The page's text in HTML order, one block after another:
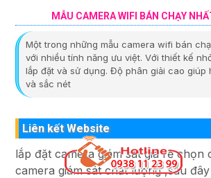
MẪU CAMERA WIFI BÁN CHẠY
Một trong những mẫu camera wifi bán
với nhiều tính năng ưu việt. Với thiết kế
lắp đặt và sử dụng. Độ phân giải cao giúp
và sắc nét
Liên kết Website
lắp đặt camera giám sát giá rẻ chọn
camera giám sát chất lượng ,sau